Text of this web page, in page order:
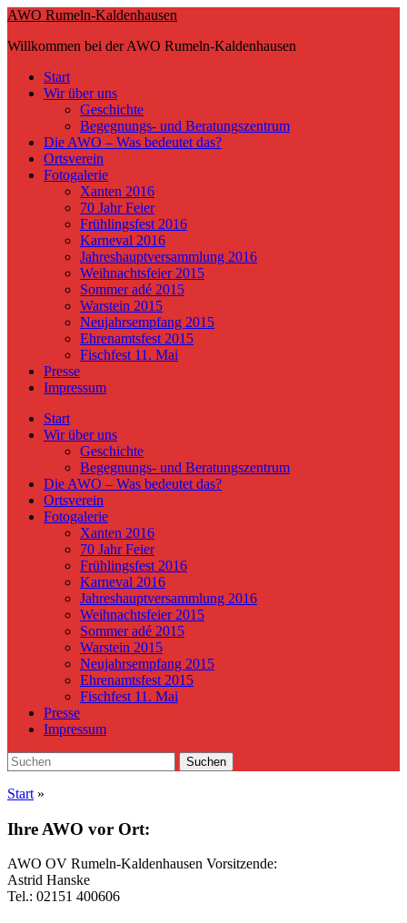
Skip
main
AWO Rumeln-Kaldenhausen
Willkommen bei der AWO Rumeln-Kaldenhausen
Toggle
mobile
Start
Wir über uns
Geschichte
Begegnungs- und Beratungszentrum
Die AWO – Was bedeutet das?
Ortsverein
Fotogalerie
Xanten 2016
70 Jahr Feier
Frühlingsfest 2016
Karneval 2016
Jahreshauptversammlung 2016
Weihnachtsfeier 2015
Sommer adé 2015
Warstein 2015
Neujahrsempfang 2015
Ehrenamtsfest 2015
Fischfest 11. Mai
Presse
Impressum
Start
Wir über uns
Geschichte
Begegnungs- und Beratungszentrum
Die AWO – Was bedeutet das?
Ortsverein
Fotogalerie
Xanten 2016
70 Jahr Feier
Frühlingsfest 2016
Karneval 2016
Jahreshauptversammlung 2016
Weihnachtsfeier 2015
Sommer adé 2015
Warstein 2015
Neujahrsempfang 2015
Ehrenamtsfest 2015
Fischfest 11. Mai
Presse
Impressum
Search
for:
Suchen
Start »
Ihre AWO vor Ort:
AWO OV Rumeln-Kaldenhausen Vorsitzende:
Astrid Hanske
Tel.: 02151 400606